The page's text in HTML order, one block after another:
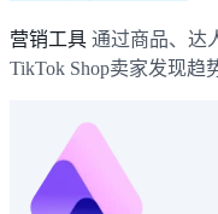
营销工具 通过商品、达
TikTok Shop卖家发现趋